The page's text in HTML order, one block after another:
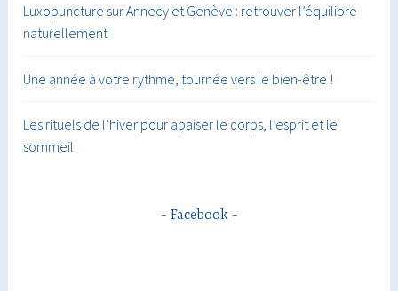
Luxopuncture sur Annecy et Genève : retrouver l’équilibre
naturellement
Une année à votre rythme, tournée vers le bien-être !
Les rituels de l’hiver pour apaiser le corps, l’esprit et le
sommeil
Facebook